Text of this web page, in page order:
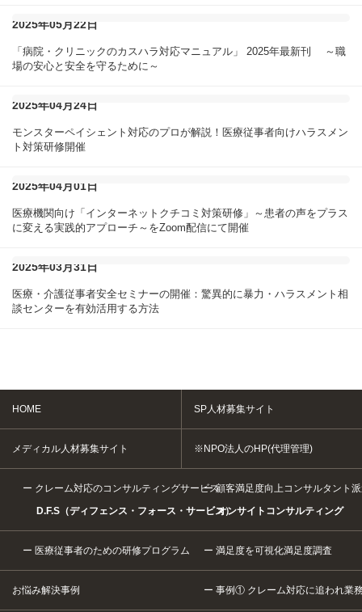
2025年05月22日
「病院・クリニックのカスハラ対応マニュアル」 2025年最新刊 ～職
場の安心と安全を守るために～
2025年04月24日
モンスターペイシェント対応のプロが解説！医療従事者向けハラスメン
ト対策研修開催
2025年04月01日
医療機関向け「インターネットクチコミ対策研修」～患者の声をプラス
に変える実践的アプローチ～をZoom配信にて開催
2025年03月31日
医療・介護従事者安全セミナーの開催：驚異的に暴力・ハラスメント相
談センターを有効活用する方法
HOME SP人材募集サイト
メディカル人材募集サイト ※NPO法人のHP(代理管理)
クレーム対応のコンサルティングサービス
D.F.S（ディフェンス・フォース・サービス）
顧客満足度向上コンサルタント
オンサイトコンサルティング
医療従事者のための研修プログラム 満足度を可視化満足度調査
お悩み解決事例 事例① クレーム対応に追われ業